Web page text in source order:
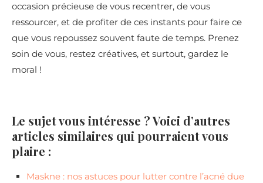
occasion précieuse de vous recentrer, de vous
ressourcer, et de profiter de ces instants pour faire ce
que vous repoussez souvent faute de temps. Prenez
soin de vous, restez créatives, et surtout, gardez le
moral !
Le sujet vous intéresse ? Voici d’autres
articles similaires qui pourraient vous
plaire :
Maskne : nos astuces pour lutter contre l’acné due